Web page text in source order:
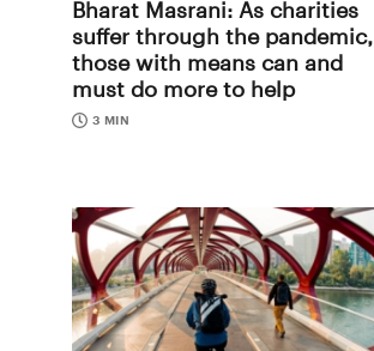
Bharat Masrani: As charities
suffer through the pandemic,
those with means can and
must do more to help
3 MIN